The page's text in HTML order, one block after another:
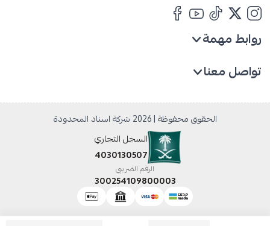
روابط مهمة
تواصل معنا
+966530615130
+966530615130
horeca@esnad.com
الحقوق محفوظة | 2026
شركة اسناد المحدودة
السجل التجاري
4030130507
الرقم الضريبي
300254109800003